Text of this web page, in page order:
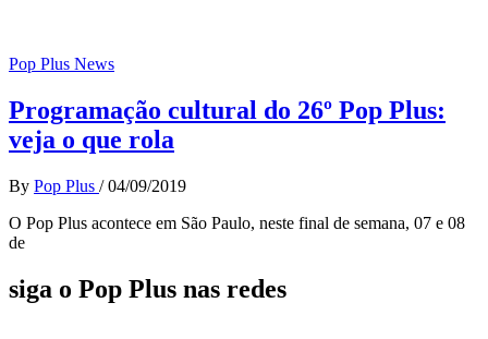
Pop Plus News
Programação cultural do 26º Pop Plus:
veja o que rola
By Pop Plus / 04/09/2019
O Pop Plus acontece em São Paulo, neste final de semana, 07 e 08
de
siga o Pop Plus nas redes